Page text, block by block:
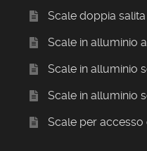
Scale doppia salita
Scale in alluminio
Scale in alluminio
Scale in alluminio
Scale per accesso